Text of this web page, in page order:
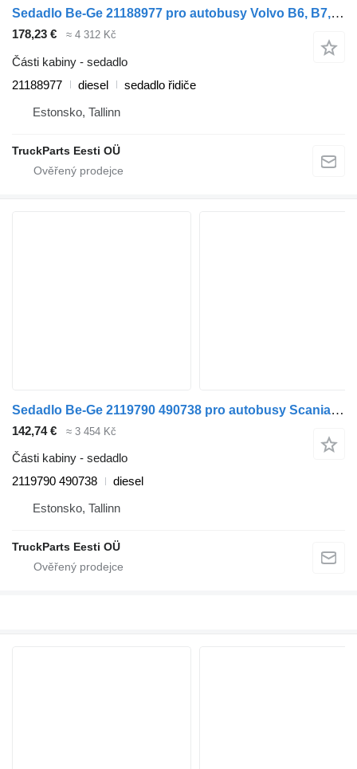
Sedadlo Be-Ge 21188977 pro autobusy Volvo B6, B7, B9, B10, B12 bus (1978-2011)
178,23 € ≈ 4 312 Kč
Části kabiny - sedadlo
21188977
diesel
sedadlo řidiče
Estonsko, Tallinn
TruckParts Eesti OÜ
Sedadlo Be-Ge 2119790 490738 pro autobusy Scania K,N,F-series bus (2006-)
142,74 € ≈ 3 454 Kč
Části kabiny - sedadlo
2119790 490738
diesel
Estonsko, Tallinn
TruckParts Eesti OÜ